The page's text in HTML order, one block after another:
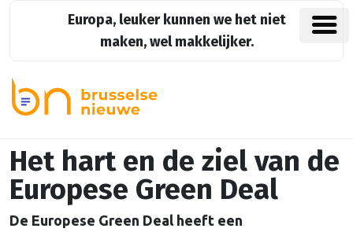
Europa, leuker kunnen we het niet
maken, wel makkelijker.
Het hart en de ziel van de
Europese Green Deal
De Europese Green Deal heeft een